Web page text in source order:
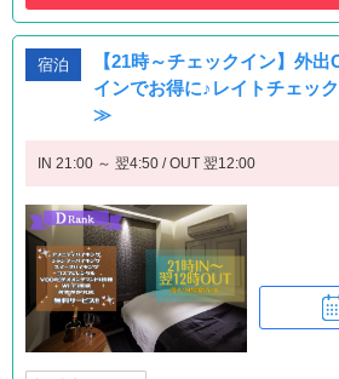
宿泊
【21時～チェックイン】外
インでお得に♪レイトチェッ
≫
IN 21:00 ～ 翌4:50 / OUT 翌12:00